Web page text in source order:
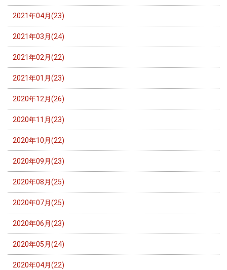
2021年04月(23)
2021年03月(24)
2021年02月(22)
2021年01月(23)
2020年12月(26)
2020年11月(23)
2020年10月(22)
2020年09月(23)
2020年08月(25)
2020年07月(25)
2020年06月(23)
2020年05月(24)
2020年04月(22)